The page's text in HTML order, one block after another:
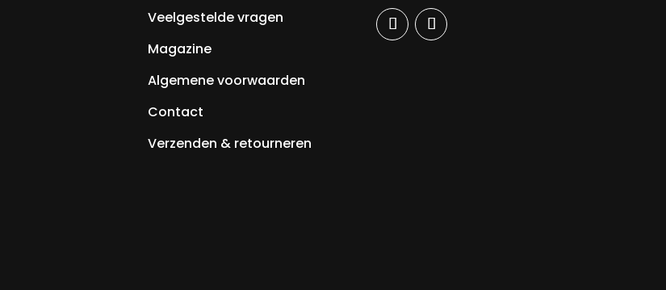
Veelgestelde vragen
Magazine
Algemene voorwaarden
Contact
Verzenden & retourneren